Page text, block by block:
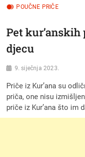
POUČNE PRIČE
Pet
djecu
9. siječnja 2023.
Priče iz Kur’ana su
priča, one nisu
priče iz Kur’ana što im